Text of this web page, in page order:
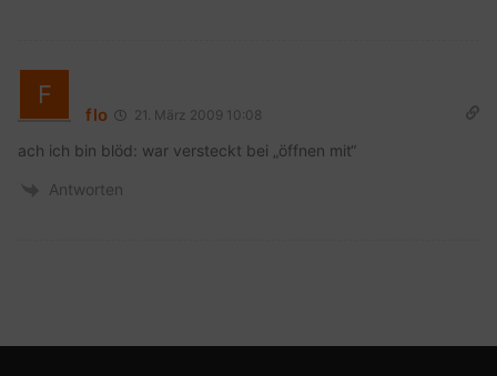
flo 21. März 2009 10:08
ach ich bin blöd: war versteckt bei „öffnen mit“
Antworten